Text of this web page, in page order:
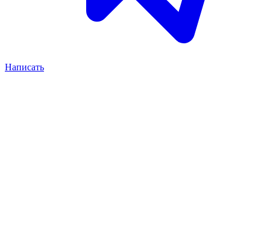
Написать